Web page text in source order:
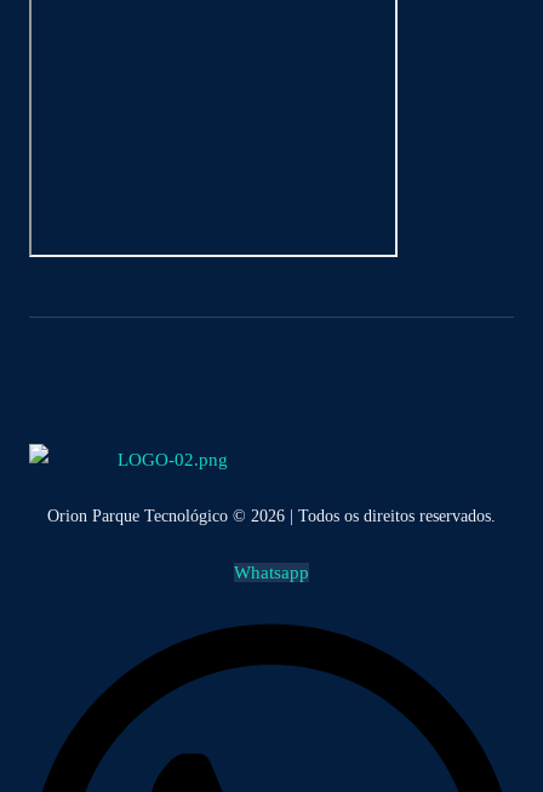
Orion Parque Tecnológico © 2026 | Todos os direitos reservados.
Whatsapp